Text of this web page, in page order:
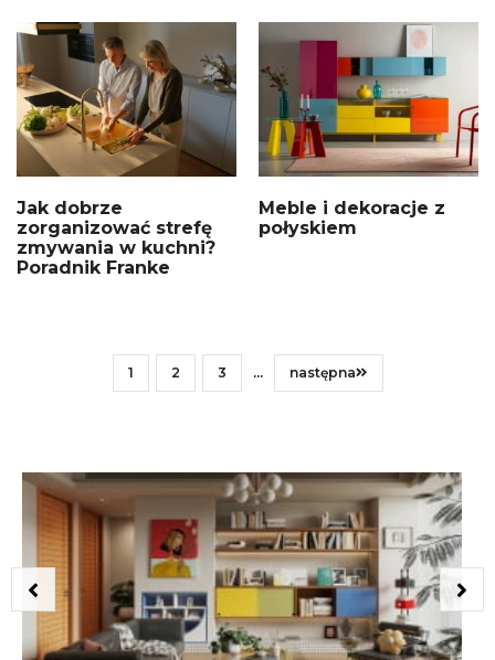
Jak dobrze
zorganizować strefę
zmywania w kuchni?
Poradnik Franke
Meble i dekoracje z
połyskiem
1 2 3 ... następna